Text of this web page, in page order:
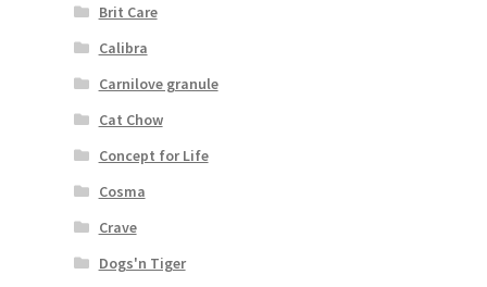
Brit Care
Calibra
Carnilove granule
Cat Chow
Concept for Life
Cosma
Crave
Dogs'n Tiger